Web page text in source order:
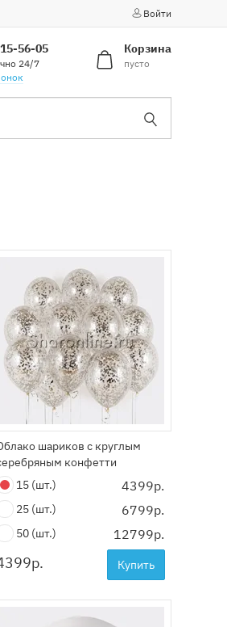
Войти
56-05
24/7
Корзина
пусто
шариков с круглым
конфетти
15 (шт.) 4399р.
25 (шт.) 6799р.
50 (шт.) 12799р.
р. Купить